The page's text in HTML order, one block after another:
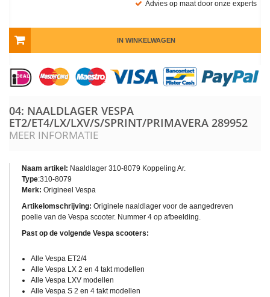
Advies op maat door onze experts
IN WINKELWAGEN
04: NAALDLAGER VESPA
ET2/ET4/LX/LXV/S/SPRINT/PRIMAVERA 289952
MEER INFORMATIE
Naam artikel: Naaldlager 310-8079 Koppeling Ar.
Type:310-8079
Merk: Origineel Vespa
Artikelomschrijving: Originele naaldlager voor de aangedreven
poelie van de Vespa scooter. Nummer 4 op afbeelding.
Past op de volgende Vespa scooters:
Alle Vespa ET2/4
Alle Vespa LX 2 en 4 takt modellen
Alle Vespa LXV modellen
Alle Vespa S 2 en 4 takt modellen